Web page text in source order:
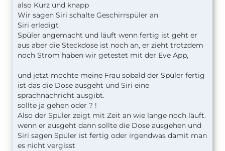
also Kurz und knapp
Wir sagen Siri schalte Geschirrspüler an
Siri erledigt
Spüler angemacht und läuft wenn fertig ist geht er
aus aber die Steckdose ist noch an, er zieht trotzdem
noch Strom haben wir getestet mit der Eve App,
und jetzt möchte meine Frau sobald der Spüler fertig
ist das die Dose ausgeht und Siri eine
sprachnachricht ausgibt.
sollte ja gehen oder ? !
Also der Spüler zeigt mit Zeit an wie lange noch läuft.
wenn er ausgeht dann sollte die Dose ausgehen und
Siri sagen Spüler ist fertig oder irgendwas damit man
es nicht vergisst